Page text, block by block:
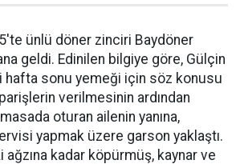
ünlü döner zinciri Baydöner
geldi. Edinilen bilgiye göre, Gülçin
hafta sonu yemeği için söz konusu
verilmesinin ardından
oturan ailenin yanına,
yapmak üzere garson yaklaştı.
ağzına kadar köpürmüş, kaynar ve